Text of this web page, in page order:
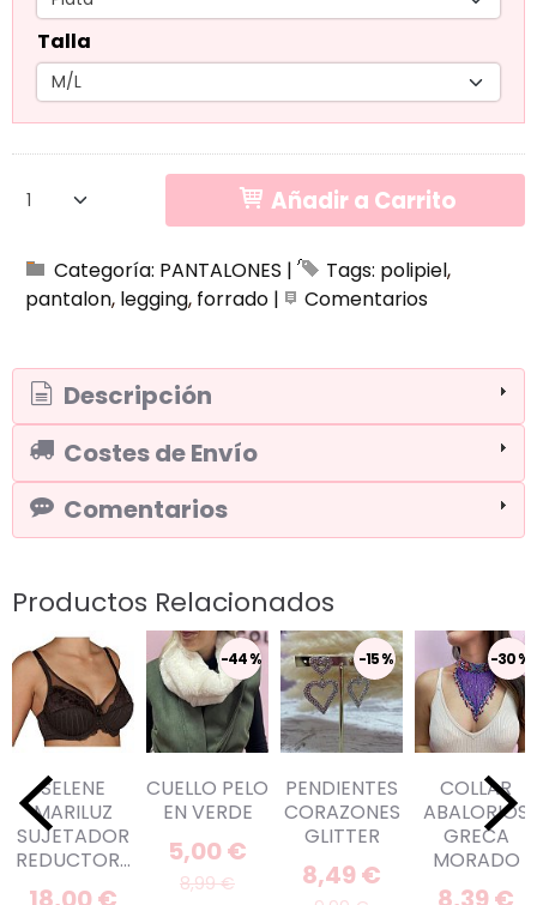
Talla
Añadir a Carrito
Categoría: PANTALONES | Tags: polipiel
pantalon legging forrado | Comentarios
Descripción
Costes de Envío
Comentarios
Productos Relacionados
SELENE
MARILUZ
SUJETADOR
REDUCTOR...
-44 %
CUELLO PELO
EN VERDE
5,00 €
8,99 €
-15 %
PENDIENTES
CORAZONES
GLITTER
8,49 €
-30 %
COLLAR
ABALORIOS
GRECA
MORADO